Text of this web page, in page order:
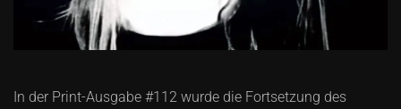
In der Print-Ausgabe #112 wurde die Fortsetzung des